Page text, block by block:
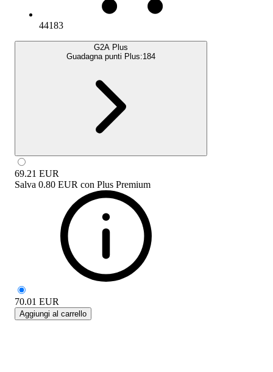
44183
G2A Plus
Guadagna punti Plus:184
69.21 EUR
Salva 0.80 EUR con Plus Premium
70.01 EUR
Aggiungi al carrello